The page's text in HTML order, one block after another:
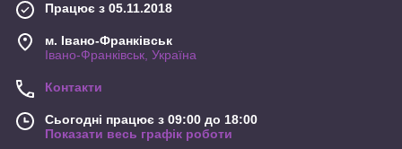
Працює з 05.11.2018
м. Івано-Франківськ
Івано-Франківськ, Україна
Контакти
Сьогодні працює з 09:00 до 18:00
Показати весь графік роботи